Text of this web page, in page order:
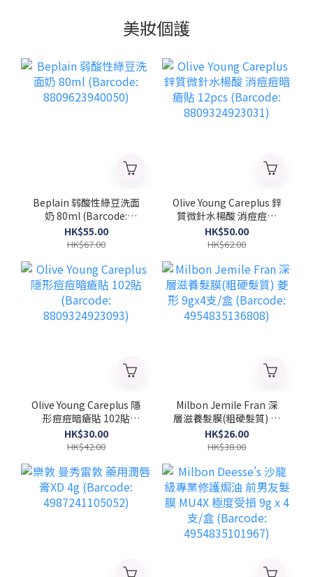
美妝個護
Beplain 弱酸性綠豆洗面
奶 80ml (Barcode:
8809623940050)
HK$55.00
HK$67.00
Olive Young Careplus 鋅
質微針水楊酸 消痘痘暗
瘡貼 12pcs (Barcode:
8809324923031)
HK$50.00
HK$62.00
Olive Young Careplus 隱
形痘痘暗瘡貼 102貼
(Barcode:
8809324923093)
HK$30.00
HK$42.00
Milbon Jemile Fran 深
層滋養髮膜(粗硬髮質) 菱
形 9gx4支/盒 (Barcode:
4954835136808)
HK$26.00
HK$38.00